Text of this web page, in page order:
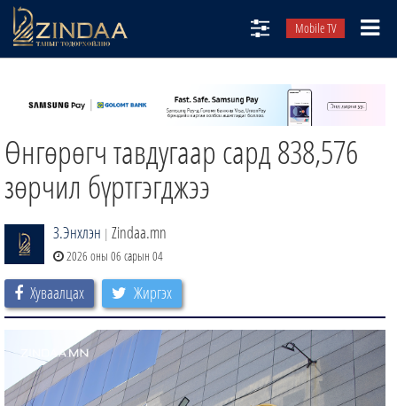
Mobile TV
ТВ8
ӨГЛӨӨНИЙ СОНИН
АУДИО ЗОХИОЛ
ЗИНДАА СЭТГҮҮЛ
Өнгөрөгч тавдугаар сард 838,576
зөрчил бүртгэгджээ
З.Энхлэн | Zindaa.mn
2026 оны 06 сарын 04
Хуваалцах Жиргэх